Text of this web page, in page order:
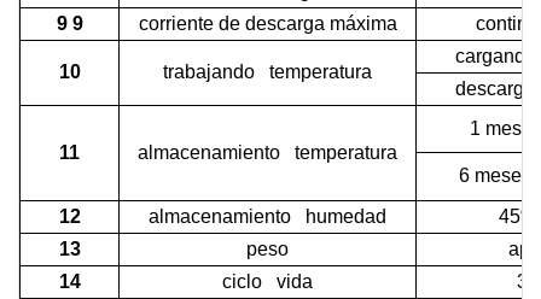
9 9
corriente de descarga máxima
10 trabajando temperatura
cargando
descarga
11 almacenamiento temperatura
1 mes
6 meses
12
almacenamiento humedad
45%
13
peso
14
ciclo vida